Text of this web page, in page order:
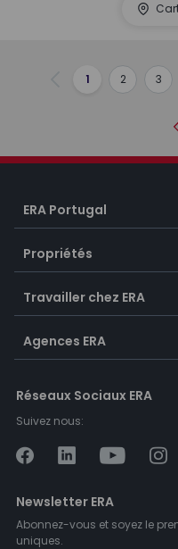
Précédent
1 2 3
ERA Portugal
Propriétés
Travailler chez ERA
Agences ERA
Réseaux Sociaux ERA
Suivez nous:
Newsletter ERA
Abonnez-vous et soyez le
uniques.